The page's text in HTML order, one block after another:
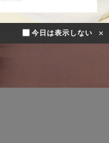
今日は表示しない ×